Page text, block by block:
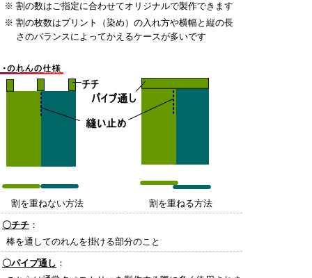
※ 割の数はご指定に合わせてオリジナルで製作できます
※ 割の枚数はプリント（染め）の入れ方や横幅と縦の長
さのバランスによってかえるケースが多いです
割を重ねない方法 割を重ねる方法
〇チチ ：
棒を通してのれんを掛ける部分のこと
〇パイプ通し ：